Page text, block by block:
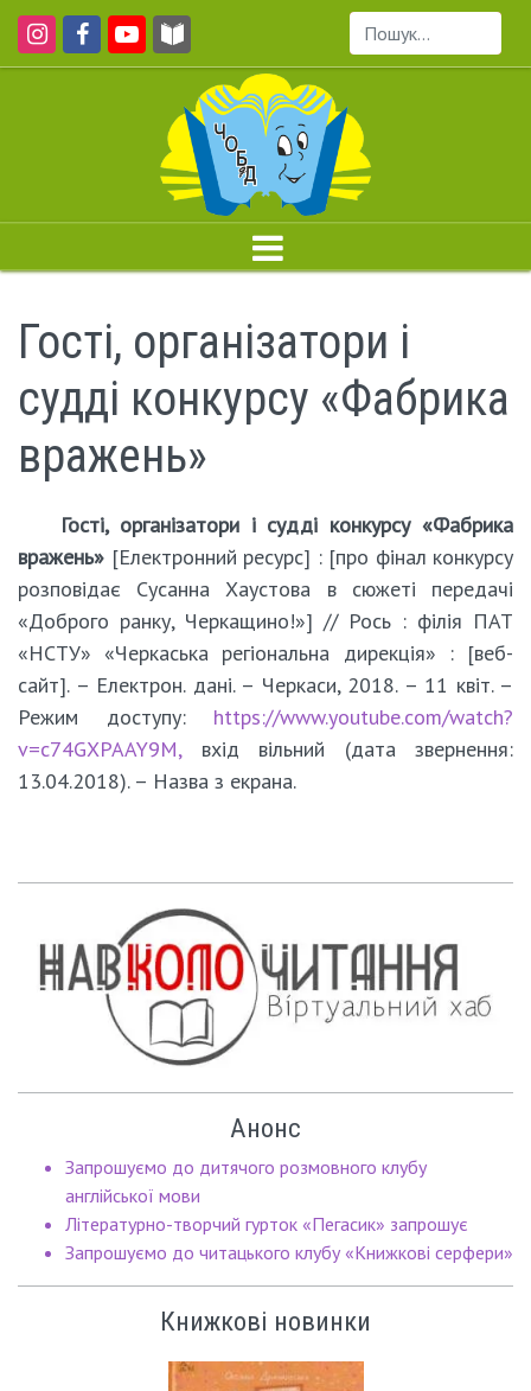
Пошук...
Гості, організатори і
судді конкурсу «Фабрика
вражень»
Гості, організатори і судді конкурсу «Фабрика
вражень» [Електронний ресурс] : [про фінал конкурсу
розповідає Сусанна Хаустова в сюжеті передачі
«Доброго ранку, Черкащино!»] // Рось : філія ПАТ
«НСТУ» «Черкаська регіональна дирекція» : [веб-
сайт]. – Електрон. дані. – Черкаси, 2018. – 11 квіт. –
Режим доступу: https://www.youtube.com/watch?
v=c74GXPAAY9M,вхід вільний (дата звернення:
13.04.2018). – Назва з екрана.
Анонс
Запрошуємо до дитячого розмовного клубу
англійської мови
Літературно-творчий гурток «Пегасик» запрошує
Запрошуємо до читацького клубу «Книжкові серфери»
Книжкові новинки